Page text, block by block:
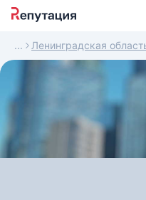
Ленинградская